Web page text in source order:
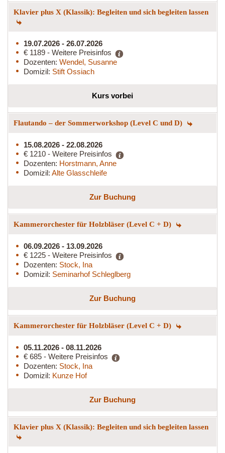
Klavier plus X (Klassik): Begleiten und sich begleiten lassen
19.07.2026 - 26.07.2026
€ 1189 - Weitere Preisinfos
Dozenten: Wendel, Susanne
Domizil: Stift Ossiach
Kurs vorbei
Flautando – der Sommerworkshop (Level C und D)
15.08.2026 - 22.08.2026
€ 1210 - Weitere Preisinfos
Dozenten: Horstmann, Anne
Domizil: Alte Glasschleife
Zur Buchung
Kammerorchester für Holzbläser (Level C + D)
06.09.2026 - 13.09.2026
€ 1225 - Weitere Preisinfos
Dozenten: Stock, Ina
Domizil: Seminarhof Schleglberg
Zur Buchung
Kammerorchester für Holzbläser (Level C + D)
05.11.2026 - 08.11.2026
€ 685 - Weitere Preisinfos
Dozenten: Stock, Ina
Domizil: Kunze Hof
Zur Buchung
Klavier plus X (Klassik): Begleiten und sich begleiten lassen